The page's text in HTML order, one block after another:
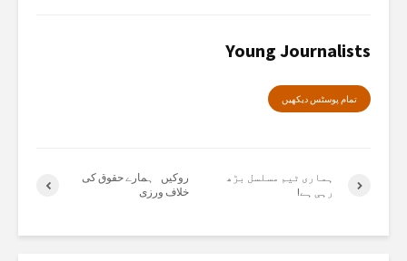
Young Journalists
تمام پوسٹس دیکھیں
روکیں ہمارے حقوق کی
خلاف ورزی
ہماری ٹیم مسلسل بڑھ
رہی ہے!